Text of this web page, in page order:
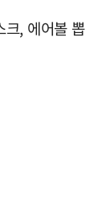
크, 에어볼 뽑